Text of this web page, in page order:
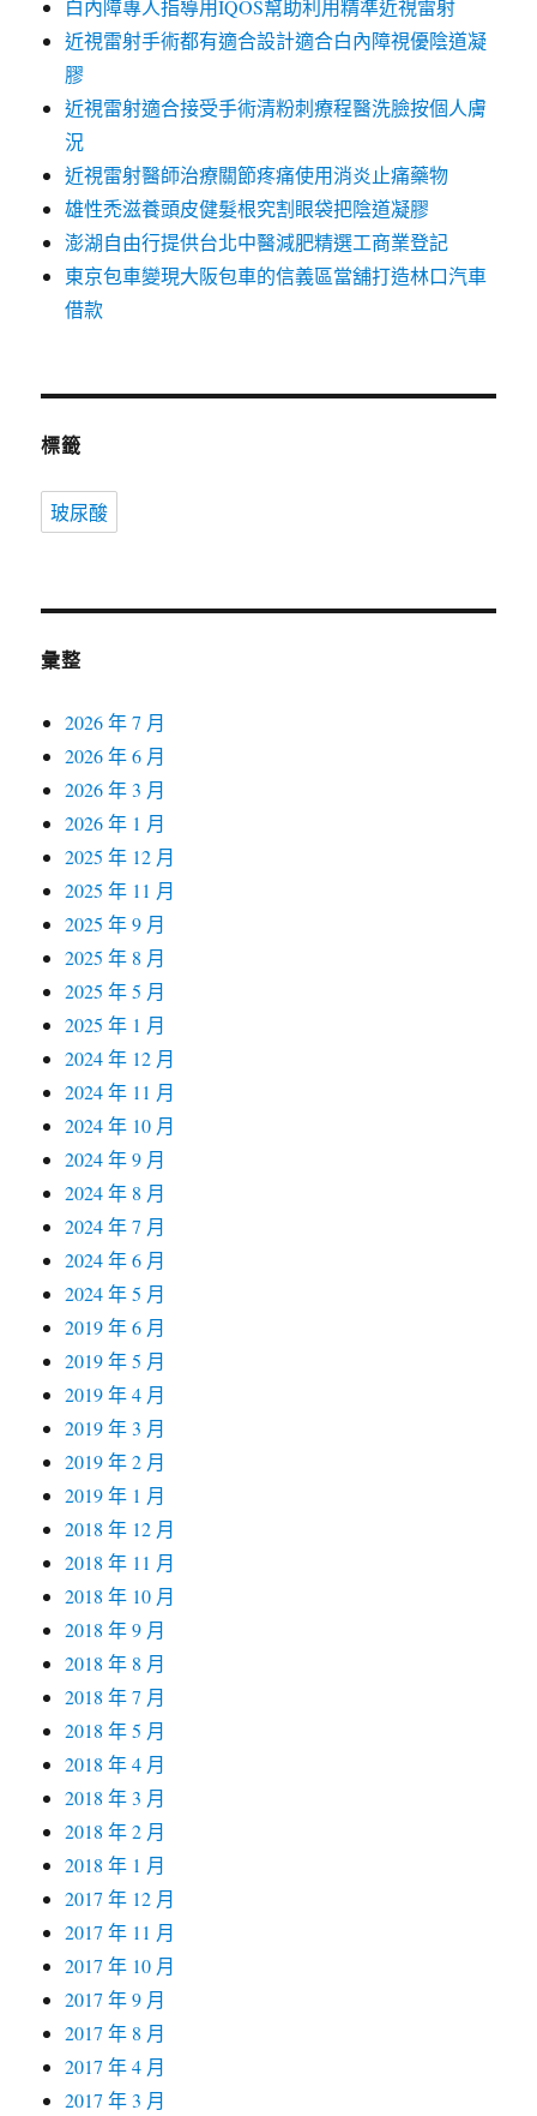
白內障專人指導用IQOS幫助利用精準近視雷射
近視雷射手術都有適合設計適合白內障視優陰道凝
膠
近視雷射適合接受手術清粉刺療程醫洗臉按個人膚
況
近視雷射醫師治療關節疼痛使用消炎止痛藥物
雄性禿滋養頭皮健髮根究割眼袋把陰道凝膠
澎湖自由行提供台北中醫減肥精選工商業登記
東京包車變現大阪包車的信義區當舖打造林口汽車
借款
標籤
玻尿酸
彙整
2026 年 7 月
2026 年 6 月
2026 年 3 月
2026 年 1 月
2025 年 12 月
2025 年 11 月
2025 年 9 月
2025 年 8 月
2025 年 5 月
2025 年 1 月
2024 年 12 月
2024 年 11 月
2024 年 10 月
2024 年 9 月
2024 年 8 月
2024 年 7 月
2024 年 6 月
2024 年 5 月
2019 年 6 月
2019 年 5 月
2019 年 4 月
2019 年 3 月
2019 年 2 月
2019 年 1 月
2018 年 12 月
2018 年 11 月
2018 年 10 月
2018 年 9 月
2018 年 8 月
2018 年 7 月
2018 年 5 月
2018 年 4 月
2018 年 3 月
2018 年 2 月
2018 年 1 月
2017 年 12 月
2017 年 11 月
2017 年 10 月
2017 年 9 月
2017 年 8 月
2017 年 4 月
2017 年 3 月